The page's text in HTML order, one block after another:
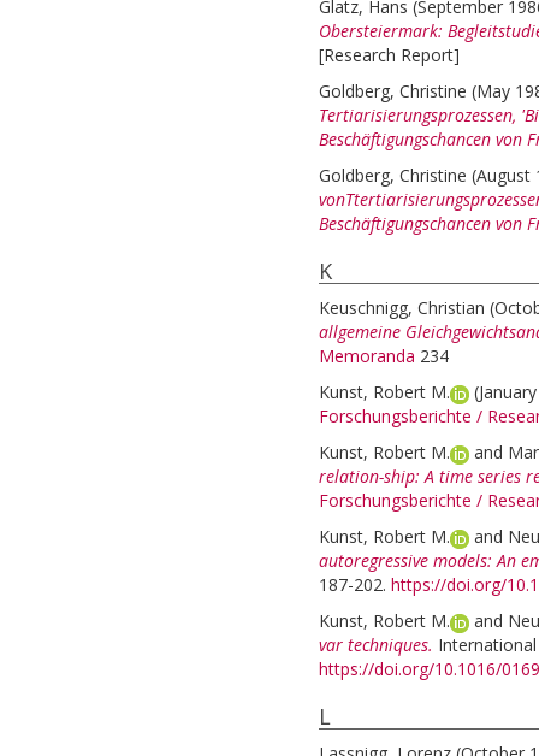
Glatz, Hans (September
Obersteiermark:
[Research Report]
Goldberg, Christine (May
Tertiarisierungsprozessen,
Beschäftigungschancen von
Goldberg, Christine (August
Beschäftigungschancen von
K
Keuschnigg, Christian
allgemeine
Memoranda 234
Kunst, Robert M.
Forschungsberichte /
Kunst, Robert M.
and
relation-ship: A time series
Forschungsberichte /
Kunst, Robert M.
and
autoregressive models: An
187-202. https://doi.org/
Kunst, Robert M.
and
var techniques.
https://doi.org/10.1016/
L